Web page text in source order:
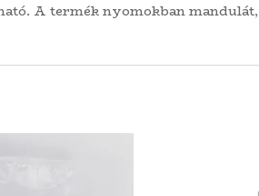
A termék nyomokban